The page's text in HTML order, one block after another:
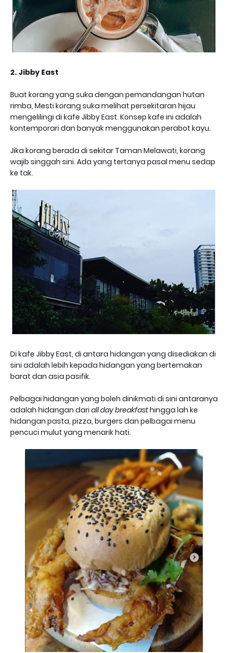
2. Jibby East
Buat korang yang suka dengan pemandangan hutan
rimba, Mesti korang suka melihat persekitaran hijau
mengelilingi di kafe Jibby East. Konsep kafe ini adalah
kontemporari dan banyak menggunakan perabot kayu.
Jika korang berada di sekitar Taman Melawati, korang
wajib singgah sini. Ada yang tertanya pasal menu sedap
ke tak.
Di kafe Jibby East, di antara hidangan yang disediakan di
sini adalah lebih kepada hidangan yang bertemakan
barat dan asia pasifik.
Pelbagai hidangan yang boleh dinikmati di sini antaranya
adalah hidangan dari all day breakfasthingga lah ke
hidangan pasta, pizza, burgers dan pelbagai menu
pencuci mulut yang menarik hati.